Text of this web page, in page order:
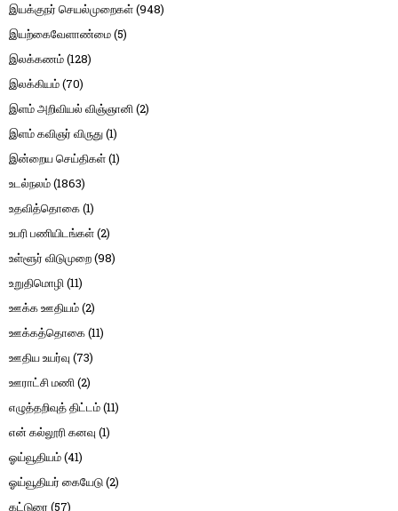
இயக்குநர் செயல்முறைகள்(948)
இயற்கைவேளாண்மை(5)
இலக்கணம்(128)
இலக்கியம்(70)
இளம் அறிவியல் விஞ்ஞானி(2)
இளம் கவிஞர் விருது(1)
இன்றைய செய்திகள்(1)
உடல்நலம்(1863)
உதவித்தொகை(1)
உபரி பணியிடங்கள்(2)
உள்ளூர் விடுமுறை(98)
உறுதிமொழி(11)
ஊக்க ஊதியம்(2)
ஊக்கத்தொகை(11)
ஊதிய உயர்வு (73)
ஊராட்சி மணி(2)
எழுத்தறிவுத் திட்டம்(11)
என் கல்லூரி கனவு (1)
ஓய்வூதியம்(41)
ஓய்வூதியர் கையேடு(2)
கட்டுரை (57)